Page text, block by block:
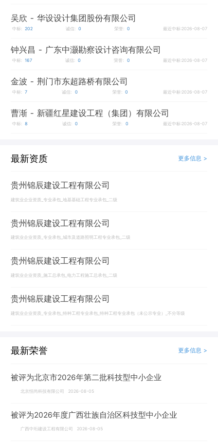
吴欣 - 华设设计集团股份有限公司
中标: 202 诚信: 0 荣誉: 0 最近中标:2026-08-07
钟兴昌 - 广东中灏勘察设计咨询有限公司
中标: 167 诚信: 0 荣誉: 0 最近中标:2026-08-07
金波 - 荆门市东超路桥有限公司
中标: 7 诚信: 0 荣誉: 0 最近中标:2026-08-07
曹渐 - 新疆红星建设工程（集团）有限公司
中标: 8 诚信: 0 荣誉: 0 最近中标:2026-08-07
最新资质 更多信息 >
贵州锦辰建设工程有限公司
建筑业企业资质_专业承包_地基基础工程专业承包_二级
贵州锦辰建设工程有限公司
建筑业企业资质_专业承包_城市及道路照明工程专业承包_二级
贵州锦辰建设工程有限公司
建筑业企业资质_施工总承包_电力工程施工总承包_二级
贵州锦辰建设工程有限公司
建筑业企业资质_专业承包_特种工程专业承包_特种工程专业承包（未公示专业）_不分等级
最新荣誉 更多信息 >
被评为北京市2026年第二批科技型中小企业
北京恒尚科技有限公司 2026-08-05
被评为2026年度广西壮族自治区科技型中小企业
广西中珩建设工程有限公司 2026-08-05